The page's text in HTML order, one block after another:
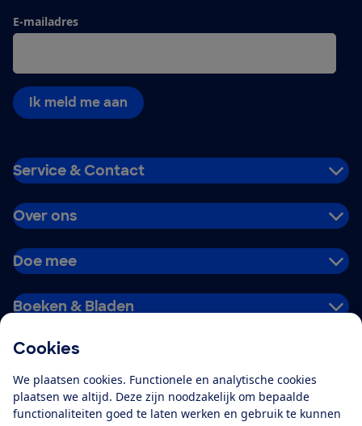
Cookies
We plaatsen cookies. Functionele en analytische cookies
plaatsen we altijd. Deze zijn noodzakelijk om bepaalde
functionaliteiten goed te laten werken en gebruik te kunnen
E-mailadres
Ik meld me aan
Service & Contact
Over ons
Doe mee
Boeken & Bladen